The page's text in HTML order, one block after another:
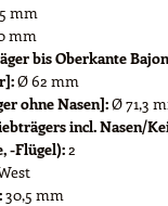
mm
mm
bis Oberkante
Ø 62 mm
ohne Nasen]:Ø 71,3
incl. Nasen/
-Flügel):2
30,5 mm